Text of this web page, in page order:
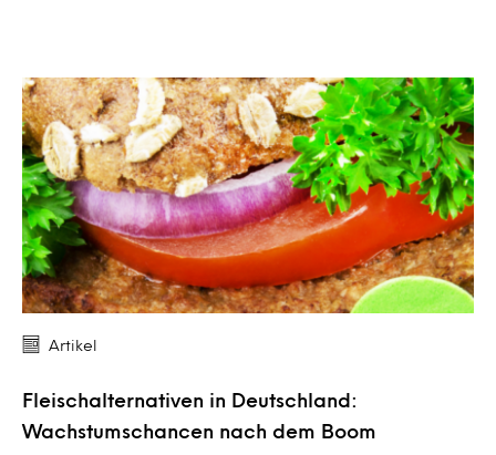
Artikel
Fleischalternativen in Deutschland:
Wachstumschancen nach dem Boom